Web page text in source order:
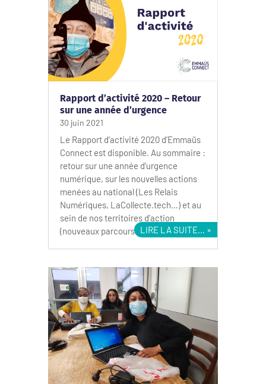
Rapport d’activité 2020 – Retour
sur une année d’urgence
30 juin 2021
Le Rapport d’activité 2020 d’Emmaüs
Connect est disponible. Au sommaire :
retour sur une année d’urgence
numérique, sur les nouvelles actions
menées au national (Les Relais
Numériques, LaCollecte.tech…) et au
sein de nos territoires d’action
(nouveaux parcours…LIRE LA SUITE…